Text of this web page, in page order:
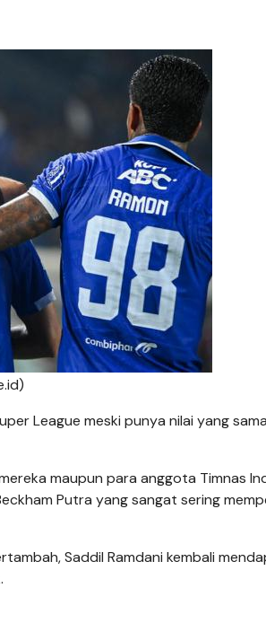
League meski punya nilai yang
maupun para anggota Timnas
Putra yang sangat sering
Saddil Ramdani kembali